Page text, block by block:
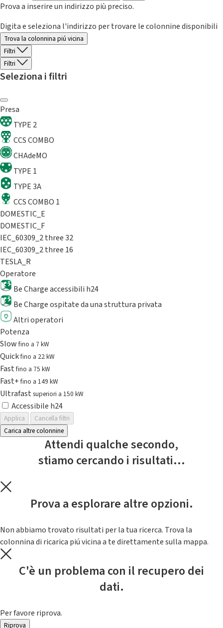
Prova a inserire un indirizzo più preciso.
Digita e seleziona l'indirizzo per trovare le colonnine disponibili
Trova la colonnina piú vicina
Filtri
Filtri
Seleziona i filtri
Presa
TYPE 2
CCS COMBO
CHAdeMO
TYPE 1
TYPE 3A
CCS COMBO 1
DOMESTIC_E
DOMESTIC_F
IEC_60309_2 three 32
IEC_60309_2 three 16
TESLA_R
Operatore
Be Charge accessibili h24
Be Charge ospitate da una struttura privata
Altri operatori
Potenza
Slowfino a 7 kW
Quickfino a 22 kW
Fastfino a 75 kW
Fast+fino a 149 kW
Ultrafast superiori a 150 kW
Accessibile h24
Applica
Cancella filtri
Carica altre colonnine
Attendi qualche secondo,
stiamo cercando i risultati...
Prova a esplorare altre opzioni.
Non abbiamo trovato risultati per la tua ricerca. Trova la
colonnina di ricarica piú vicina a te direttamente sulla mappa.
C'è un problema con il recupero dei
dati.
Per favore riprova.
Riprova